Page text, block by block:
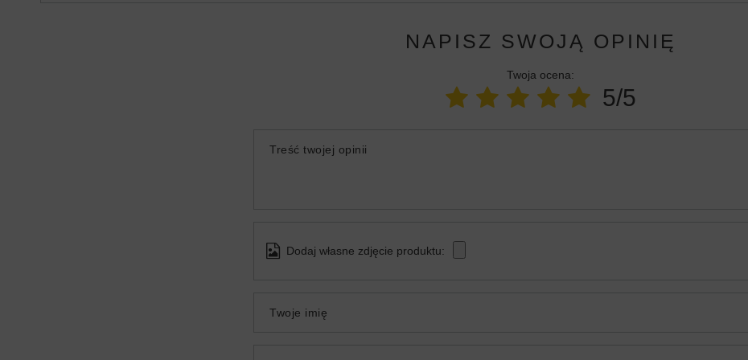
NAPISZ SWOJĄ OPINIĘ
Twoja ocena:
5/5
Treść twojej opinii
Dodaj własne zdjęcie produktu:
Twoje imię